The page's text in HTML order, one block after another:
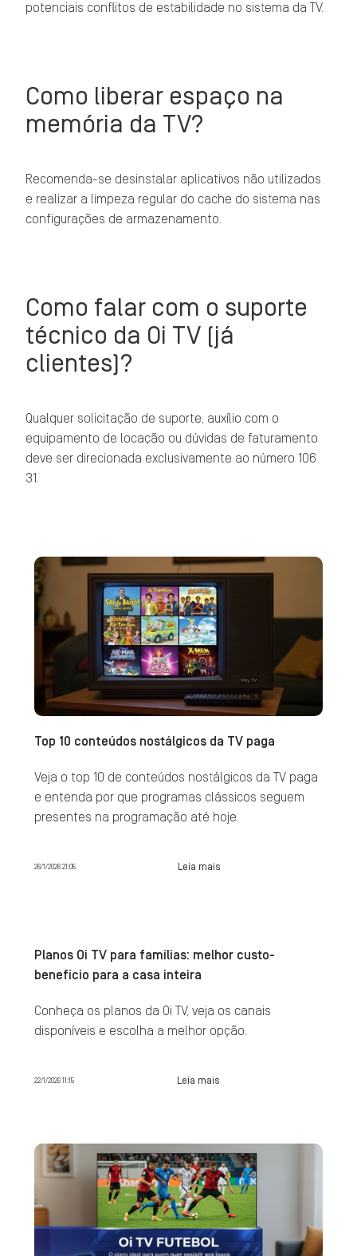
potenciais conflitos de estabilidade no sistema da TV.
Como liberar espaço na
memória da TV?
Recomenda-se desinstalar aplicativos não utilizados
e realizar a limpeza regular do cache do sistema nas
configurações de armazenamento.
Como falar com o suporte
técnico da Oi TV (já
clientes)?
Qualquer solicitação de suporte, auxílio com o
equipamento de locação ou dúvidas de faturamento
deve ser direcionada exclusivamente ao número 106
31.
Top 10 conteúdos nostálgicos da TV paga
Veja o top 10 de conteúdos nostálgicos da TV paga
e entenda por que programas clássicos seguem
presentes na programação até hoje.
26/1/2026 21:05 Leia mais
Planos Oi TV para famílias: melhor custo-
benefício para a casa inteira
Conheça os planos da Oi TV, veja os canais
disponíveis e escolha a melhor opção.
22/1/2026 11:15 Leia mais